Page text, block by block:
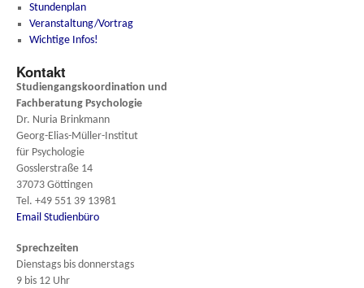
Stundenplan
Veranstaltung/Vortrag
Wichtige Infos!
Kontakt
Studiengangskoordination und
Fachberatung Psychologie
Dr. Nuria Brinkmann
Georg-Elias-Müller-Institut
für Psychologie
Gosslerstraße 14
37073 Göttingen
Tel. +49 551 39 13981
Email Studienbüro
Sprechzeiten
Dienstags bis donnerstags
9 bis 12 Uhr